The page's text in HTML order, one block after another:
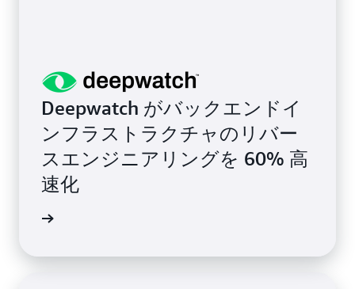
Deepwatch がバックエンドイ
ンフラストラクチャのリバー
スエンジニアリングを 60% 高
速化